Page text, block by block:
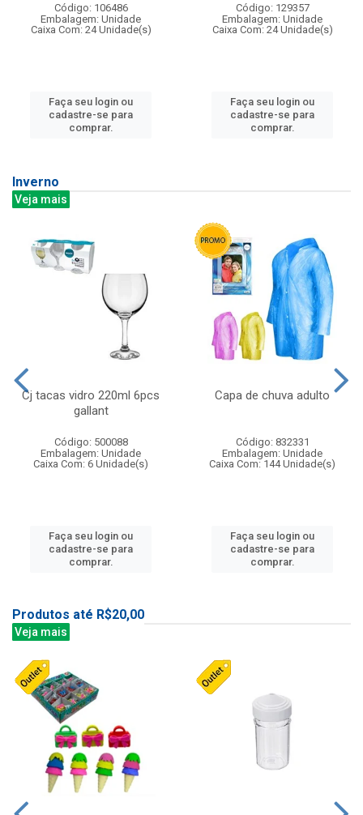
Código: 106486
Embalagem: Unidade
Caixa Com: 24 Unidade(s)
Faça seu login ou
cadastre-se para
comprar.
Código: 129357
Embalagem: Unidade
Caixa Com: 24 Unidade(s)
Faça seu login ou
cadastre-se para
comprar.
Inverno
Veja mais
Cj tacas vidro 220ml 6pcs
gallant
Código: 500088
Embalagem: Unidade
Caixa Com: 6 Unidade(s)
Faça seu login ou
cadastre-se para
comprar.
Capa de chuva adulto
Código: 832331
Embalagem: Unidade
Caixa Com: 144 Unidade(s)
Faça seu login ou
cadastre-se para
comprar.
Produtos até R$20,00
Veja mais